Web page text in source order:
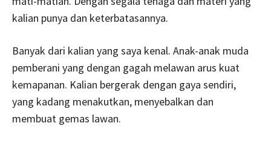
kalian punya dan keterbatasannya.
Banyak dari kalian yang saya kenal. Anak-anak muda
pemberani yang dengan gagah melawan arus kuat
kemapanan. Kalian bergerak dengan gaya sendiri,
yang kadang menakutkan, menyebalkan dan
membuat gemas lawan.